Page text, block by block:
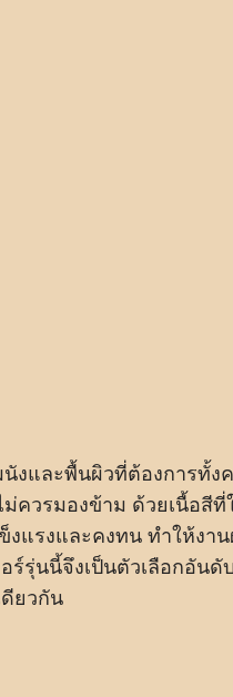
งและพื้นผิวที่ต้องการทั้ง
ควรมองข้าม ด้วยเนื้อสี
งแรงและคงทน ทำให้ง
อร์รุ่นนี้จึงเป็นตัวเลือกอั
ยวกัน